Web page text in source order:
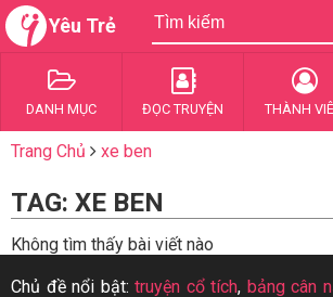
Yêu Trẻ
DANH MỤC ĐỌC TRUYỆN THÀNH
Trang Chủ xe ben
TAG: XE BEN
Không tìm thấy bài viết nào
Chủ đề nổi bật:truyện cổ tích, bảng cân